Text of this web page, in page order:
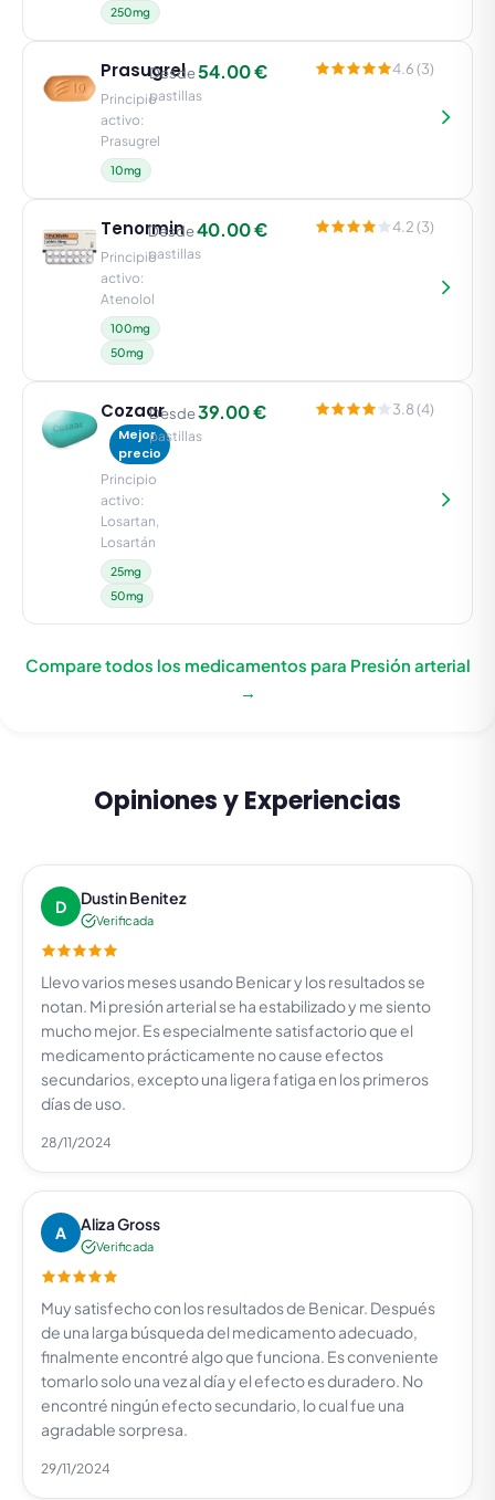
250mg
Prasugrel
Principio
activo:
Prasugrel
10mg
Desde54.00 €
pastillas
4.6 (3)
Tenormin
Principio
activo:
Atenolol
100mg
50mg
Desde40.00 €
pastillas
4.2 (3)
Cozaar
Mejor
precio
Principio
activo:
Losartan,
Losartán
25mg
50mg
Desde39.00 €
pastillas
3.8 (4)
Compare todos los medicamentos para Presión arterial
→
Opiniones y Experiencias
D Dustin Benitez
Verificada
Llevo varios meses usando Benicar y los resultados se
notan. Mi presión arterial se ha estabilizado y me siento
mucho mejor. Es especialmente satisfactorio que el
medicamento prácticamente no cause efectos
secundarios, excepto una ligera fatiga en los primeros
días de uso.
28/11/2024
A Aliza Gross
Verificada
Muy satisfecho con los resultados de Benicar. Después
de una larga búsqueda del medicamento adecuado,
finalmente encontré algo que funciona. Es conveniente
tomarlo solo una vez al día y el efecto es duradero. No
encontré ningún efecto secundario, lo cual fue una
agradable sorpresa.
29/11/2024